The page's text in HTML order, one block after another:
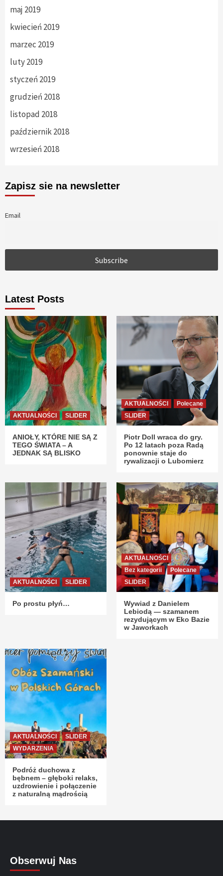
maj 2019
kwiecień 2019
marzec 2019
luty 2019
styczeń 2019
grudzień 2018
listopad 2018
październik 2018
wrzesień 2018
Zapisz sie na newsletter
Email
Latest Posts
AKTUALNOŚCI SLIDER
ANIOŁY, KTÓRE NIE SĄ Z
TEGO ŚWIATA – A
JEDNAK SĄ BLISKO
AKTUALNOŚCI
Polecane
SLIDER
Piotr Doll wraca do gry.
Po 12 latach poza Radą
ponownie staje do
rywalizacji o Lubomierz
AKTUALNOŚCI SLIDER
Po prostu płyń…
AKTUALNOŚCI
Bez kategorii
Polecane
SLIDER
Wywiad z Danielem
Lebiodą — szamanem
rezydującym w Eko Bazie
w Jaworkach
AKTUALNOŚCI
SLIDER
WYDARZENIA
Podróż duchowa z
bębnem – głęboki relaks,
uzdrowienie i połączenie
z naturalną mądrością
Obserwuj Nas